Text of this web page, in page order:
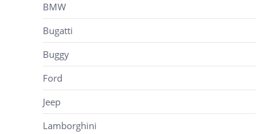
BMW
Bugatti
Buggy
Ford
Jeep
Lamborghini